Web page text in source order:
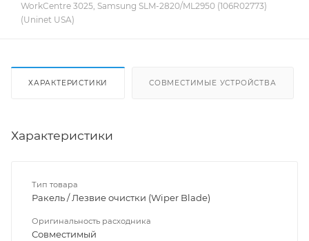
WorkCentre 3025, Samsung SLM-2820/ML2950 (106R02773)
(Uninet USA)
ХАРАКТЕРИСТИКИ СОВМЕСТИМЫЕ УСТРОЙСТВА
Характеристики
Тип товара
Ракель / Лезвие очистки (Wiper Blade)
Оригинальность расходника
Совместимый